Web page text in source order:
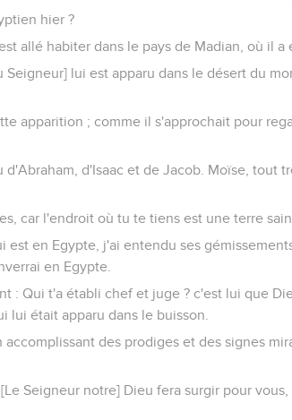
hier ?
allé habiter dans le pays de Madian, où il a
Seigneur] lui est apparu dans le désert du
apparition ; comme il s'approchait pour
d'Isaac et de Jacob. Moïse, tout
car l'endroit où tu te tiens est une terre
est en Egypte, j'ai entendu ses
en Egypte.
: Qui t'a établi chef et juge ? c'est lui que
lui était apparu dans le buisson.
des prodiges et des signes
Seigneur notre] Dieu fera surgir pour